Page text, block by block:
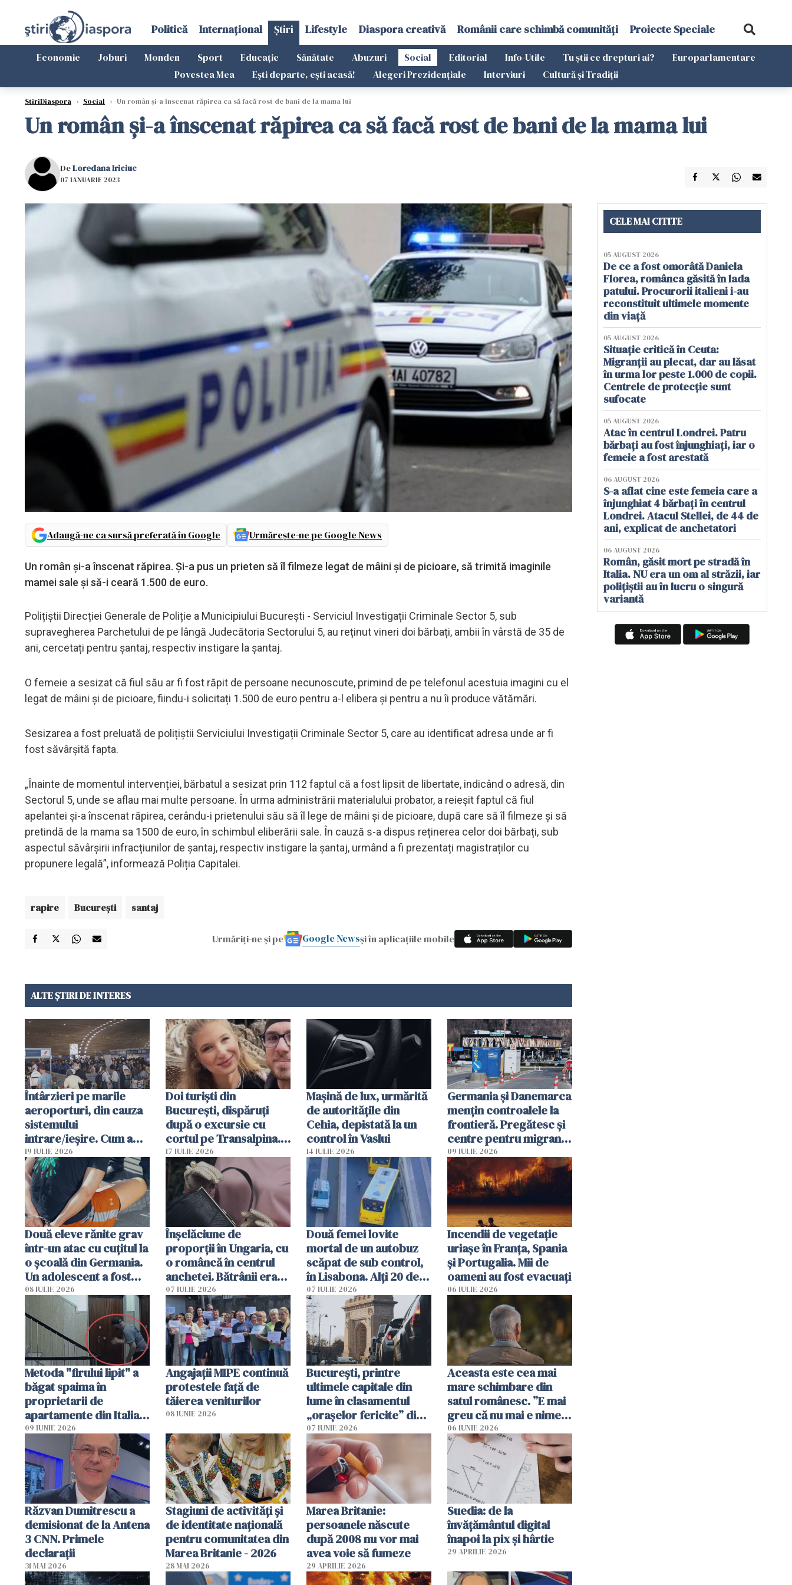
Politică Internațional Știri Lifestyle Diaspora creativă Românii care schimbă comunități Proiecte Speciale
Economie Joburi Monden Sport Educație Sănătate Abuzuri Social Editorial Info-Utile Tu știi ce drepturi ai?
Europarlamentare
Povestea Mea
Ești departe, ești acasă! Alegeri Prezidențiale Interviuri Cultură și Tradiții
StiriDiaspora › Social › Un român și-a înscenat răpirea ca să facă rost de bani de la mama lui
Un român și-a înscenat răpirea ca să facă rost de bani de la mama lui
DeLoredana Iriciuc
07 IANUARIE 2023
Adaugă-ne ca sursă preferată în Google Urmărește-ne pe Google News
Un român și-a înscenat răpirea. Și-a pus un prieten să îl filmeze legat de mâini și de picioare, să trimită imaginile
mamei sale și să-i ceară 1.500 de euro.
Polițiștii Direcției Generale de Poliție a Municipiului București - Serviciul Investigații Criminale Sector 5, sub
supravegherea Parchetului de pe lângă Judecătoria Sectorului 5, au reținut vineri doi bărbați, ambii în vârstă de 35 de
ani, cercetați pentru șantaj, respectiv instigare la șantaj.
O femeie a sesizat că fiul său ar fi fost răpit de persoane necunoscute, primind de pe telefonul acestuia imagini cu el
legat de mâini și de picioare, fiindu-i solicitați 1.500 de euro pentru a-l elibera și pentru a nu îi produce vătămări.
Sesizarea a fost preluată de polițiștii Serviciului Investigații Criminale Sector 5, care au identificat adresa unde ar fi
fost săvârșită fapta.
„Înainte de momentul intervenției, bărbatul a sesizat prin 112 faptul că a fost lipsit de libertate, indicând o adresă, din
Sectorul 5, unde se aflau mai multe persoane. În urma administrării materialului probator, a reieșit faptul că fiul
apelantei și-a înscenat răpirea, cerându-i prietenului său să îl lege de mâini și de picioare, după care să îl filmeze și să
pretindă de la mama sa 1500 de euro, în schimbul eliberării sale. În cauză s-a dispus reținerea celor doi bărbați, sub
aspectul săvârșirii infracțiunilor de șantaj, respectiv instigare la șantaj, urmând a fi prezentați magistraților cu
propunere legală”, informează Poliția Capitalei.
rapire Bucureşti santaj
Urmăriți-ne și pe Google Newsși în aplicațiile mobile
ALTE ȘTIRI DE INTERES
Întârzieri pe marile
aeroporturi, din cauza
sistemului
intrare/ieșire. Cum a
ajuns o femeie să fie
arestată în Cluj-Napoca
19 IULIE 2026
Doi turiști din
București, dispăruți
după o excursie cu
cortul pe Transalpina.
Poliția și familia îi caută
17 IULIE 2026
Mașină de lux, urmărită
de autoritățile din
Cehia, depistată la un
control în Vaslui
14 IULIE 2026
Germania și Danemarca
mențin controalele la
frontieră. Pregătesc și
centre pentru migranții
respinși din UE
09 IULIE 2026
Două eleve rănite grav
într-un atac cu cuțitul la
o școală din Germania.
Un adolescent a fost
arestat
08 IULIE 2026
Înșelăciune de
proporții în Ungaria, cu
o româncă în centrul
anchetei. Bătrânii erau
puși să lase la poartă
genți cu aur și bani
07 IULIE 2026
Două femei lovite
mortal de un autobuz
scăpat de sub control,
în Lisabona. Alți 20 de
oameni sunt răniți
07 IULIE 2026
Incendii de vegetație
uriașe în Franța, Spania
și Portugalia. Mii de
oameni au fost evacuați
06 IULIE 2026
Metoda "firului lipit" a
băgat spaima în
proprietarii de
apartamente din Italia.
Poliția, sesizată
09 IUNIE 2026
Angajaţii MIPE continuă
protestele faţă de
tăierea veniturilor
08 IUNIE 2026
București, printre
ultimele capitale din
lume în clasamentul
„orașelor fericite” din
2026
07 IUNIE 2026
Aceasta este cea mai
mare schimbare din
satul românesc. ”E mai
greu că nu mai e nimeni
pe-aici, prin jur”
06 IUNIE 2026
Răzvan Dumitrescu a
demisionat de la Antena
3 CNN. Primele
declarații
31 MAI 2026
Stagiuni de activități și
de identitate națională
pentru comunitatea din
Marea Britanie - 2026
28 MAI 2026
Marea Britanie:
persoanele născute
după 2008 nu vor mai
avea voie să fumeze
29 APRILIE 2026
Suedia: de la
învățământul digital
înapoi la pix și hârtie
29 APRILIE 2026
CELE MAI CITITE
05 AUGUST 2026
De ce a fost omorâtă Daniela
Florea, românca găsită în lada
patului. Procurorii italieni i-au
reconstituit ultimele momente
din viață
05 AUGUST 2026
Situație critică în Ceuta:
Migranții au plecat, dar au lăsat
în urma lor peste 1.000 de copii.
Centrele de protecție sunt
sufocate
05 AUGUST 2026
Atac în centrul Londrei. Patru
bărbați au fost înjunghiați, iar o
femeie a fost arestată
06 AUGUST 2026
S-a aflat cine este femeia care a
înjunghiat 4 bărbați în centrul
Londrei. Atacul Stellei, de 44 de
ani, explicat de anchetatori
06 AUGUST 2026
Român, găsit mort pe stradă în
Italia. NU era un om al străzii, iar
polițiștii au în lucru o singură
variantă